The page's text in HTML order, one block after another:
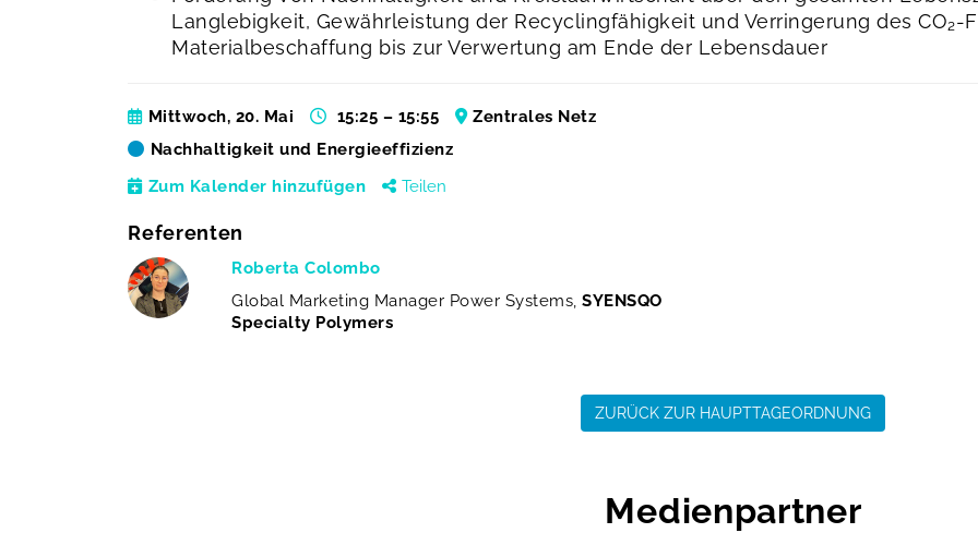
Langlebigkeit, Gewährleistung der Recyclingfähigkeit und Verringerung des CO₂-
Materialbeschaffung bis zur Verwertung am Ende der Lebensdauer
Mittwoch, 20. Mai 15:25 – 15:55
Zentrales Netz
Nachhaltigkeit und Energieeffizienz
Zum Kalender hinzufügen
Teilen
Referenten
Roberta Colombo
Global Marketing Manager Power Systems,SYENSQO
Specialty Polymers
ZURÜCK ZUR HAUPTTAGEORDNUNG
Medienpartner